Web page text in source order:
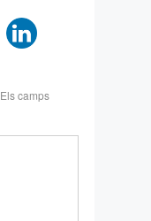
Els camps